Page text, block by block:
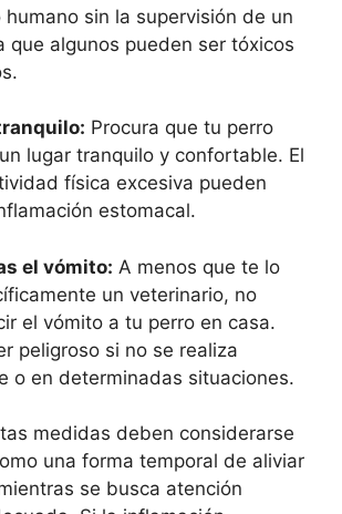
sin la supervisión de un
que algunos pueden ser tóxicos
Procura que tu perro
lugar tranquilo y confortable. El
física excesiva pueden
estomacal.
el vómito: A menos que te lo
un veterinario, no
el vómito a tu perro en casa.
peligroso si no se realiza
o en determinadas situaciones.
medidas deben considerarse
una forma temporal de aliviar
se busca atención